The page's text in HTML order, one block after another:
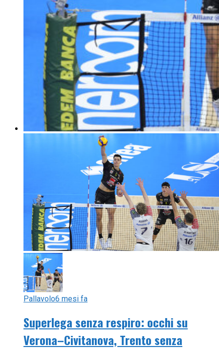
Pallavolo6 mesi fa
Superlega senza respiro: occhi su
Verona–Civitanova, Trento senza